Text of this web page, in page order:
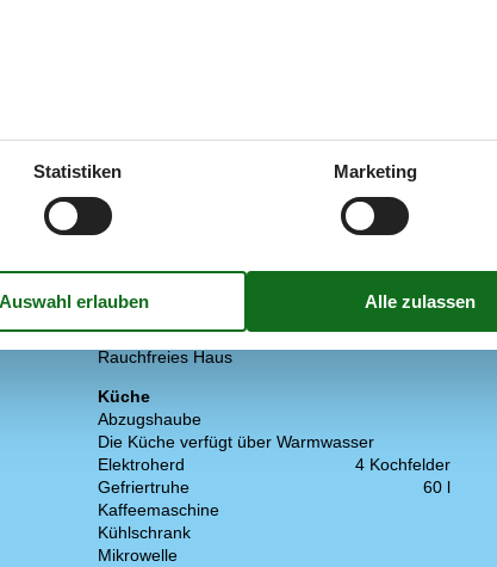
3
357 m²
Entf. zum Wasser/Baden
250 m
Entfernung zu alt. Wasser/Baden
1,5 km
Entfernung zu Angelmöglichkeiten
250 m
Golfplatz
24 km
Nächstes Restaurant
200 m
Schwimmbad
400 m
Konzepte
Rauchfreies Haus
Küche
Abzugshaube
Die Küche verfügt über Warmwasser
Elektroherd
4 Kochfelder
Gefriertruhe
60 l
Kaffeemaschine
Kühlschrank
Mikrowelle
Statistiken Marketing